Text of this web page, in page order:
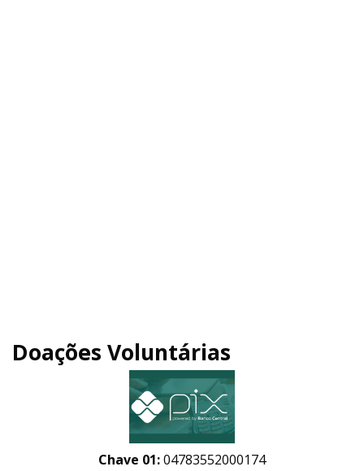
Doações Voluntárias
Chave 01:04783552000174